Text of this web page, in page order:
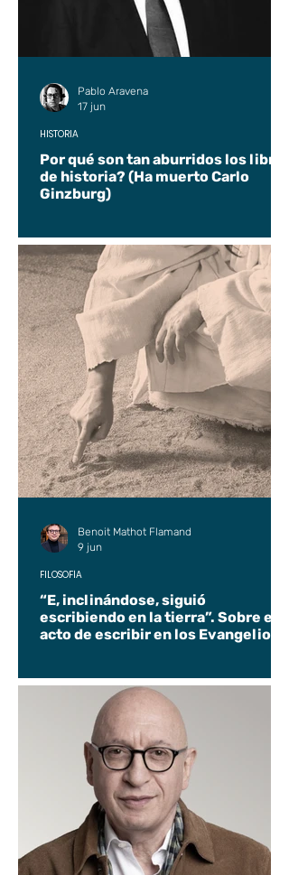
Por qué son tan aburridos los libros
de historia? (Ha muerto Carlo
Ginzburg)
HISTORIA
Pablo Aravena
17 jun
“E, inclinándose, siguió
escribiendo en la tierra”. Sobre el
acto de escribir en los Evangelios.
FILOSOFÍA
Benoit Mathot Flamand
9 jun